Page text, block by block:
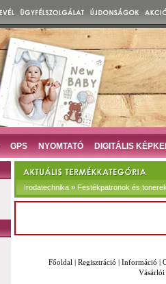
GPS NYOMTATÓ DIGITÁLIS
Irodatechnika » Festékpatronok és
Főoldal | Regisztráció | Információ |
Vásárlói